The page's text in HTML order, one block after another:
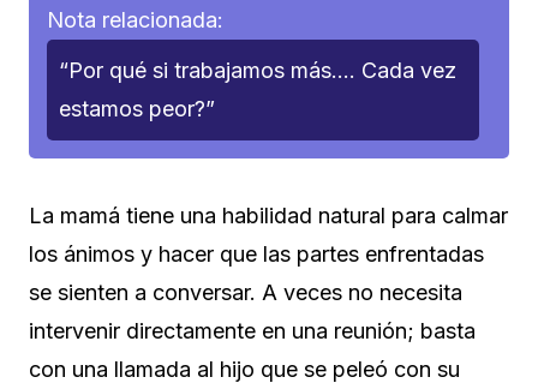
Nota relacionada:
“Por qué si trabajamos más…. Cada vez
estamos peor?”
La mamá tiene una habilidad natural para calmar
los ánimos y hacer que las partes enfrentadas
se sienten a conversar. A veces no necesita
intervenir directamente en una reunión; basta
con una llamada al hijo que se peleó con su